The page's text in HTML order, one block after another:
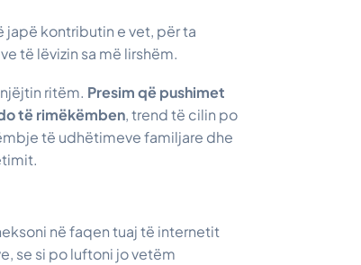
japë kontributin e vet, për ta
të lëvizin sa më lirshëm.
ritëm. Presim që pushimet
të rimëkëmben, trend të cilin po
të udhëtimeve familjare dhe
në faqen tuaj të internetit
se si po luftoni jo vetëm